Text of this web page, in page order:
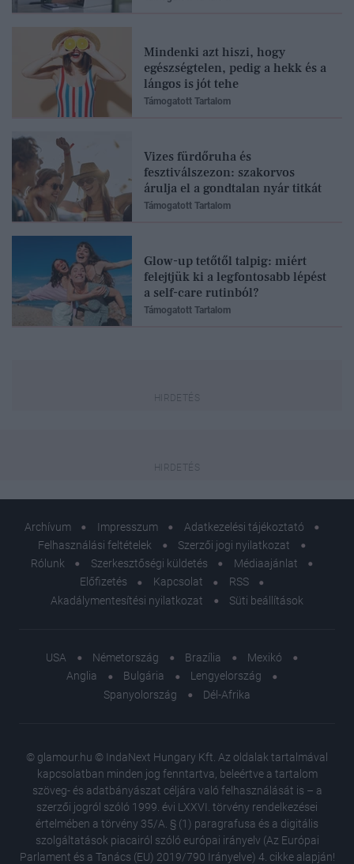
Mindenki azt hiszi, hogy
egészségtelen, pedig a hekk és a
lángos is jót tehe
Támogatott Tartalom
Vizes fürdőruha és
fesztiválszezon: szakorvos
árulja el a gondtalan nyár titkát
Támogatott Tartalom
Glow-up tetőtől talpig: miért
felejtjük ki a legfontosabb lépést
a self-care rutinból?
Támogatott Tartalom
Archívum Impresszum
Adatkezelési tájékoztató
Felhasználási feltételek
Szerzői jogi nyilatkozat
Rólunk
Szerkesztőségi küldetés
Médiaajánlat
Előfizetés
Kapcsolat
RSS
Akadálymentesítési nyilatkozat
Süti beállítások
USA Németország Brazília
Mexikó
Anglia
Bulgária
Lengyelország
Spanyolország
Dél-Afrika
© glamour.hu © IndaNext Hungary Kft. Az oldalak tartalmával
kapcsolatban minden jog fenntartva, beleértve a tartalom
szöveg- és adatbányászat céljára való felhasználását is – a
szerzői jogról szóló 1999. évi LXXVI. törvény rendelkezései
értelmében a törvény 35/A. § (1) paragrafusa és a digitális
szolgáltatások piacairól szóló európai irányelv (Az Európai
Parlament és a Tanács (EU) 2019/790 Irányelve) 4. cikke alapján!